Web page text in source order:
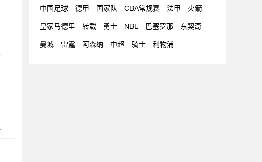
中国足球 德甲 国家队 CBA常规赛 法甲 火箭
皇家马德里 转载 勇士 NBL 巴塞罗那 东契奇
曼城 雷霆 阿森纳 中超 骑士 利物浦